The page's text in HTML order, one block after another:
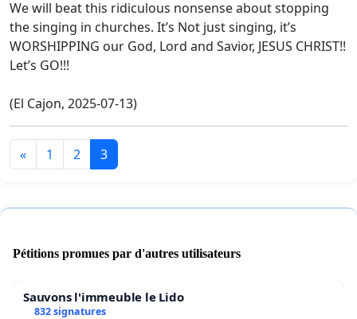
We will beat this ridiculous nonsense about stopping
the singing in churches. It’s Not just singing, it’s
WORSHIPPING our God, Lord and Savior, JESUS CHRIST!!
Let’s GO!!!
(El Cajon, 2025-07-13)
« 1 2 3
Pétitions promues par d'autres utilisateurs
Sauvons l'immeuble le Lido
832 signatures